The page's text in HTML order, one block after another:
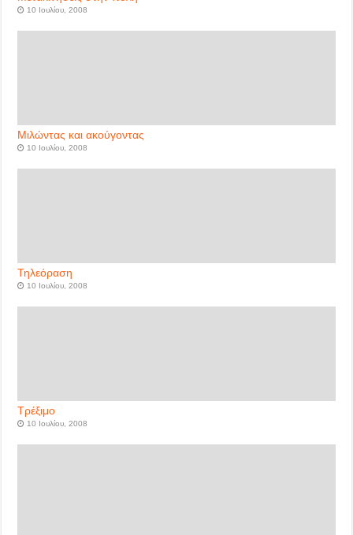
10 Ιουλίου, 2008
Μιλώντας και ακούγοντας
10 Ιουλίου, 2008
Τηλεόραση
10 Ιουλίου, 2008
Τρέξιμο
10 Ιουλίου, 2008